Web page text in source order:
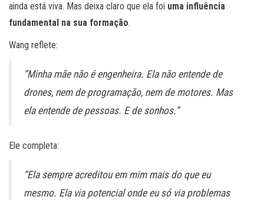
ainda está viva. Mas deixa claro que ela foi uma influência
fundamental na sua formação.
Wang reflete:
“Minha mãe não é engenheira. Ela não entende de
drones, nem de programação, nem de motores. Mas
ela entende de pessoas. E de sonhos.”
Ele completa:
“Ela sempre acreditou em mim mais do que eu
mesmo. Ela via potencial onde eu só via problemas